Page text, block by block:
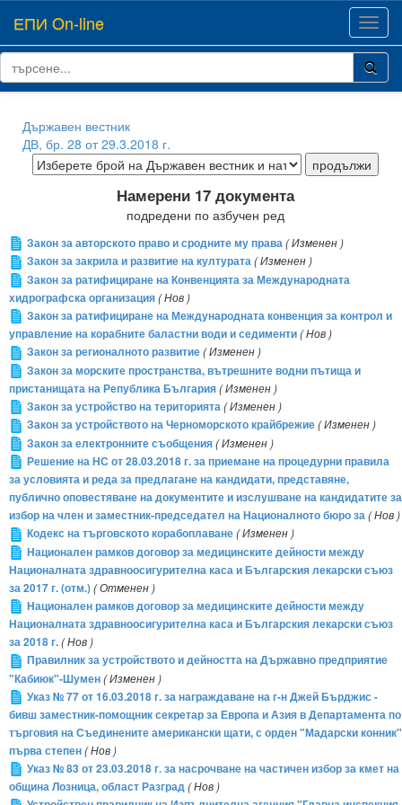
ЕПИ On-line
Държавен вестник
ДВ, бр. 28 от 29.3.2018 г.
Намерени 17 документа
подредени по азбучен ред
Закон за авторското право и сродните му права( Изменен )
Закон за закрила и развитие на културата( Изменен )
Закон за ратифициране на Конвенцията за Международната
хидрографска организация( Нов )
Закон за ратифициране на Международната конвенция за контрол и
управление на корабните баластни води и седименти( Нов )
Закон за регионалното развитие( Изменен )
Закон за морските пространства, вътрешните водни пътища и
пристанищата на Република България( Изменен )
Закон за устройство на територията( Изменен )
Закон за устройството на Черноморското крайбрежие( Изменен )
Закон за електронните съобщения( Изменен )
Решение на НС от 28.03.2018 г. за приемане на процедурни правила
за условията и реда за предлагане на кандидати, представяне,
публично оповестяване на документите и изслушване на кандидатите за
избор на член и заместник-председател на Националното бюро за( Нов )
Кодекс на търговското корабоплаване( Изменен )
Национален рамков договор за медицинските дейности между
Националната здравноосигурителна каса и Българския лекарски съюз
за 2017 г. (отм.)( Отменен )
Национален рамков договор за медицинските дейности между
Националната здравноосигурителна каса и Българския лекарски съюз
за 2018 г.( Нов )
Правилник за устройството и дейността на Държавно предприятие
"Кабиюк"-Шумен( Изменен )
Указ № 77 от 16.03.2018 г. за награждаване на г-н Джей Бърджис -
бивш заместник-помощник секретар за Европа и Азия в Департамента по
търговия на Съединените американски щати, с орден "Мадарски конник"
първа степен( Нов )
Указ № 83 от 23.03.2018 г. за насрочване на частичен избор за кмет на
община Лозница, област Разград( Нов )